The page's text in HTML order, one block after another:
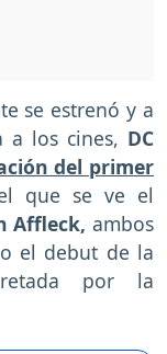
se estrenó y a
a los cines, DC
del primer
que se ve el
Affleck,ambos
el debut de la
por la